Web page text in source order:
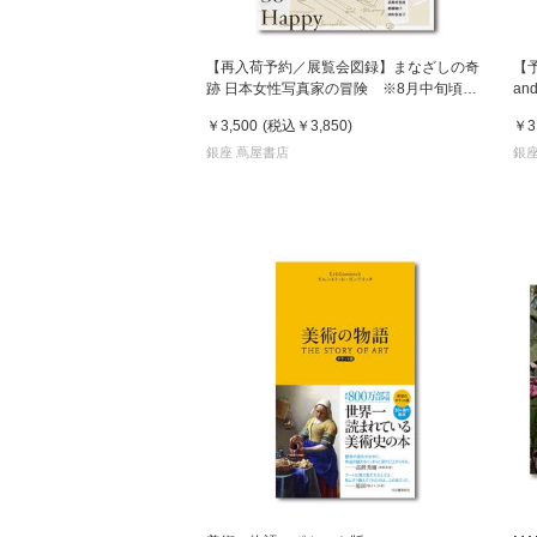
【再入荷予約／展覧会図録】まなざしの奇
跡 日本女性写真家の冒険 ※8月中旬頃入
￥3,500 (税込 ￥3,850)
銀座 蔦屋書店
￥
銀